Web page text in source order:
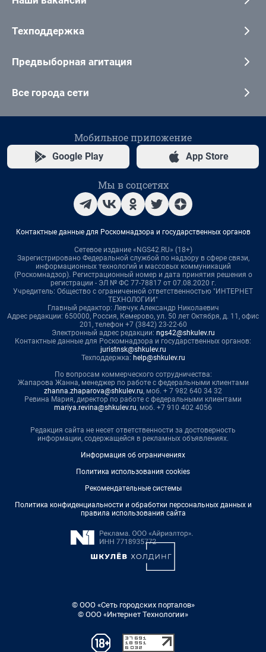
Техподдержка
Предвыборная агитация
Все города сети
Мобильное приложение
Google Play App Store
Мы в соцсетях
Контактные данные для Роскомнадзора и государственных органов
Сетевое издание «NGS42.RU» (18+)
Зарегистрировано Федеральной службой по надзору в сфере связи,
информационных технологий и массовых коммуникаций
(Роскомнадзор). Регистрационный номер и дата принятия решения о
регистрации - ЭЛ № ФС 77-78817 от 07.08.2020 г.
Учредитель: Общество с ограниченной ответственностью "ИНТЕРНЕТ
ТЕХНОЛОГИИ"
Главный редактор: Левчук Александр Николаевич
Адрес редакции: 650000, Россия, Кемерово, ул. 50 лет Октября, д. 11, офис
201, телефон +7 (3842) 23-22-60
Электронный адрес редакции: ngs42@shkulev.ru
Контактные данные для Роскомнадзора и государственных органов:
juristnsk@shkulev.ru
Техподдержка: help@shkulev.ru
По вопросам коммерческого сотрудничества:
Жапарова Жанна, менеджер по работе с федеральными клиентами
zhanna.zhaparova@shkulev.ru, моб. + 7 982 640 34 32
Ревина Мария, директор по работе с федеральными клиентами
mariya.revina@shkulev.ru, моб. +7 910 402 4056
Редакция сайта не несет ответственности за достоверность
информации, содержащейся в рекламных объявлениях.
Информация об ограничениях
Политика использования cookies
Рекомендательные системы
Политика конфиденциальности и обработки персональных данных и
правила использования сайта
© ООО «Сеть городских порталов»
© ООО «Интернет Технологии»